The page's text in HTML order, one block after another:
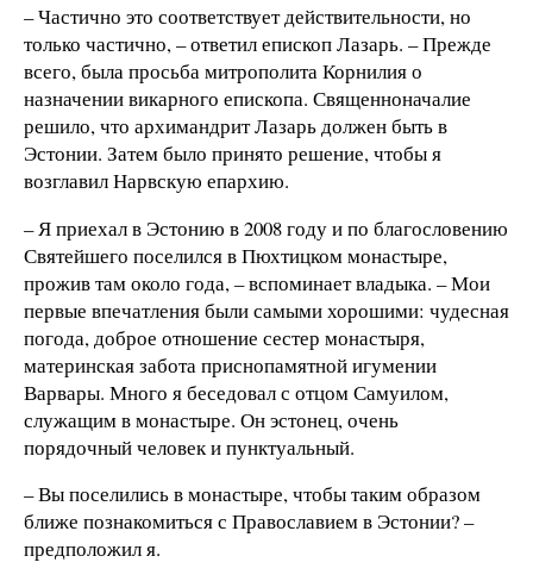
– Частично это соответствует действительности, но
только частично, – ответил епископ Лазарь. – Прежде
всего, была просьба митрополита Корнилия о
назначении викарного епископа. Священноначалие
решило, что архимандрит Лазарь должен быть в
Эстонии. Затем было принято решение, чтобы я
возглавил Нарвскую епархию.
– Я приехал в Эстонию в 2008 году и по благословению
Святейшего поселился в Пюхтицком монастыре,
прожив там около года, – вспоминает владыка. – Мои
первые впечатления были самыми хорошими: чудесная
погода, доброе отношение сестер монастыря,
материнская забота приснопамятной игумении
Варвары. Много я беседовал с отцом Самуилом,
служащим в монастыре. Он эстонец, очень
порядочный человек и пунктуальный.
– Вы поселились в монастыре, чтобы таким образом
ближе познакомиться с Православием в Эстонии? –
предположил я.